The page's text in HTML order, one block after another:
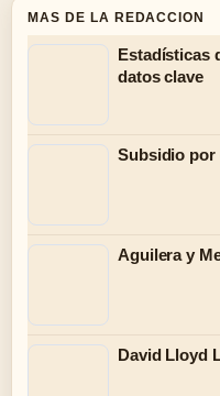
MAS DE LA REDACCION
Estadísticas
datos clave
Subsidio por
Aguilera y
David Lloyd